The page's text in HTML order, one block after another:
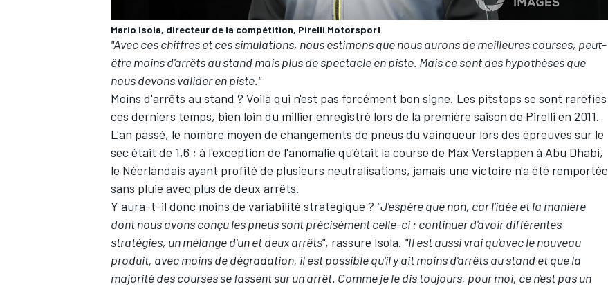
AUTRES CHAMPIONNATS
Mario Isola, directeur de la compétition, Pirelli Motorsport
"Avec ces chiffres et ces simulations, nous estimons que nous aurons de meilleures courses, peut-
être moins d'arrêts au stand mais plus de spectacle en piste. Mais ce sont des hypothèses que
nous devons valider en piste."
Moins d'arrêts au stand ? Voilà qui n'est pas forcément bon signe. Les pitstops se sont raréfiés
ces derniers temps, bien loin du millier enregistré lors de la première saison de Pirelli en 2011.
L'an passé, le nombre moyen de changements de pneus du vainqueur lors des épreuves sur le
sec était de 1,6 ; à l'exception de l'anomalie qu'était la course de Max Verstappen à Abu Dhabi,
le Néerlandais ayant profité de plusieurs neutralisations, jamais une victoire n'a été remportée
sans pluie avec plus de deux arrêts.
Y aura-t-il donc moins de variabilité stratégique ? "J'espère que non, car l'idée et la manière
dont nous avons conçu les pneus sont précisément celle-ci : continuer d'avoir différentes
stratégies, un mélange d'un et deux arrêts", rassure Isola. "Il est aussi vrai qu'avec le nouveau
produit, avec moins de dégradation, il est possible qu'il y ait moins d'arrêts au stand et que la
majorité des courses se fassent sur un arrêt. Comme je le dis toujours, pour moi, ce n'est pas un